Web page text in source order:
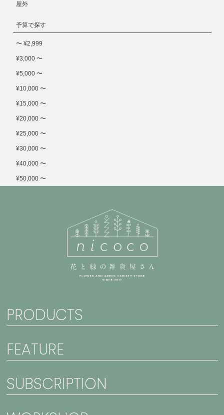
屋外
予算で探す
〜 ¥2,999
¥3,000 〜
¥5,000 〜
¥10,000 〜
¥15,000 〜
¥20,000 〜
¥25,000 〜
¥30,000 〜
¥40,000 〜
¥50,000 〜
PRODUCTS
FEATURE
SUBSCRIPTION